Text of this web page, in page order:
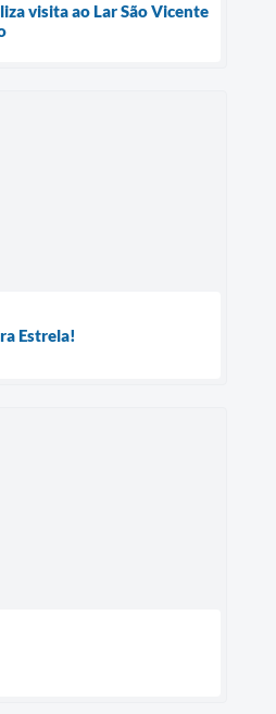
visita ao Lar São Vicente
Estrela!